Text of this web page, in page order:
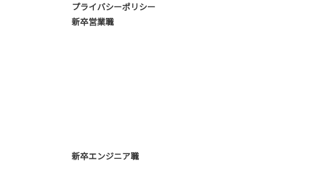
プライバシーポリシー
新卒営業職
新卒エンジニア職